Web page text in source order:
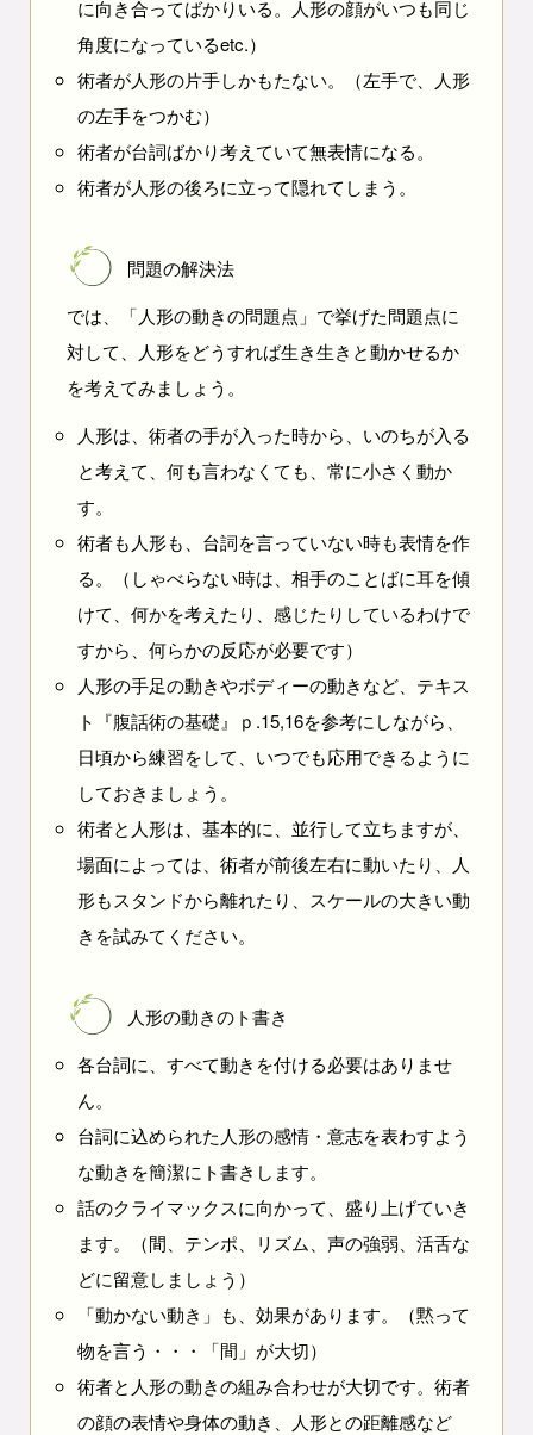
に向き合ってばかりいる。人形の顔がいつも同じ
角度になっているetc.）
術者が人形の片手しかもたない。（左手で、人形
の左手をつかむ）
術者が台詞ばかり考えていて無表情になる。
術者が人形の後ろに立って隠れてしまう。
問題の解決法
では、「人形の動きの問題点」で挙げた問題点に
対して、人形をどうすれば生き生きと動かせるか
を考えてみましょう。
人形は、術者の手が入った時から、いのちが入る
と考えて、何も言わなくても、常に小さく動か
す。
術者も人形も、台詞を言っていない時も表情を作
る。（しゃべらない時は、相手のことばに耳を傾
けて、何かを考えたり、感じたりしているわけで
すから、何らかの反応が必要です）
人形の手足の動きやボディーの動きなど、テキス
ト『腹話術の基礎』ｐ.15,16を参考にしながら、
日頃から練習をして、いつでも応用できるように
しておきましょう。
術者と人形は、基本的に、並行して立ちますが、
場面によっては、術者が前後左右に動いたり、人
形もスタンドから離れたり、スケールの大きい動
きを試みてください。
人形の動きのト書き
各台詞に、すべて動きを付ける必要はありませ
ん。
台詞に込められた人形の感情・意志を表わすよう
な動きを簡潔にト書きします。
話のクライマックスに向かって、盛り上げていき
ます。（間、テンポ、リズム、声の強弱、活舌な
どに留意しましょう）
「動かない動き」も、効果があります。（黙って
物を言う・・・「間」が大切）
術者と人形の動きの組み合わせが大切です。術者
の顔の表情や身体の動き、人形との距離感など